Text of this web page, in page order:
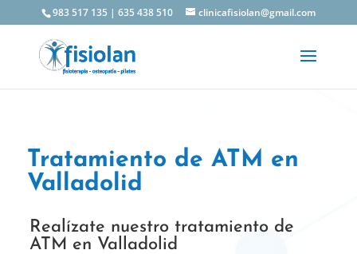
983 517 135| 635 438 510 clinicafisiolan@gmail.com
Tratamiento de ATM en
Valladolid
Realízate nuestro tratamiento de
ATM en Valladolid